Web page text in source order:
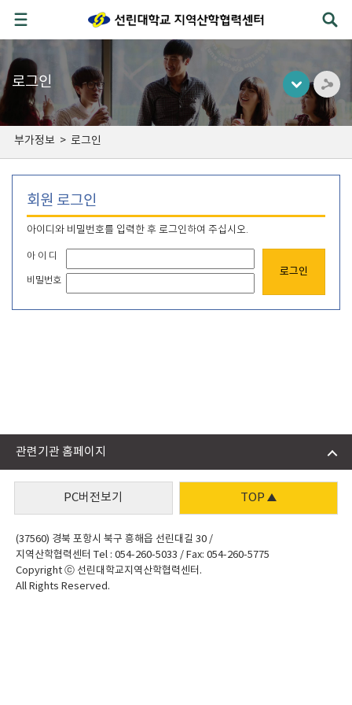
로그인
부가정보 > 로그인
회원 로그인
아이디와 비밀번호를 입력한 후 로그인하여 주십시오.
아 이 디
비밀번호
관련기관 홈페이지
PC버전보기 TOP
(37560) 경북 포항시 북구 흥해읍 선린대길 30 /
지역산학협력센터 Tel : 054-260-5033 / Fax: 054-260-5775
Copyright ⓒ 선린대학교지역산학협력센터.
All Rights Reserved.